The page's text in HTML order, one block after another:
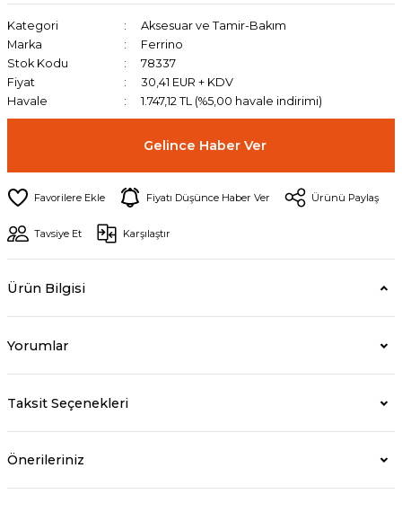
Kategori
Aksesuar ve Tamir-Bakım
Marka
Ferrino
Stok Kodu
78337
Fiyat
30,41 EUR + KDV
Havale
1.747,12 TL (%5,00 havale indirimi)
Gelince Haber Ver
Fiyatı Düşünce Haber Ver Ürünü Paylaş
Tavsiye Et Karşılaştır
Ürün Bilgisi
Yorumlar
Taksit Seçenekleri
Önerileriniz